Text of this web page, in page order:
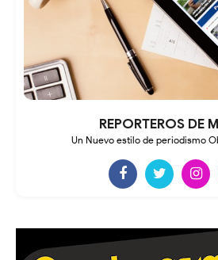
REPORTEROS DE
Un Nuevo estilo de periodismo